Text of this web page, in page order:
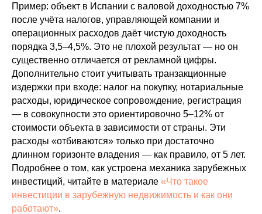
Пример: объект в Испании с валовой доходностью 7%
после учёта налогов, управляющей компании и
операционных расходов даёт чистую доходность
порядка 3,5–4,5%. Это не плохой результат — но он
существенно отличается от рекламной цифры.
Дополнительно стоит учитывать транзакционные
издержки при входе: налог на покупку, нотариальные
расходы, юридическое сопровождение, регистрация
— в совокупности это ориентировочно 5–12% от
стоимости объекта в зависимости от страны. Эти
расходы «отбиваются» только при достаточно
длинном горизонте владения — как правило, от 5 лет.
Подробнее о том, как устроена механика зарубежных
инвестиций, читайте в материале «Что такое
инвестиции в зарубежную недвижимость и как они
работают».